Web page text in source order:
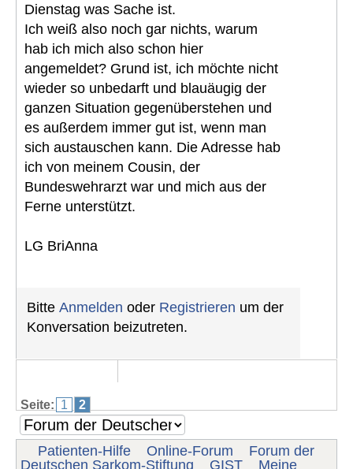
Dienstag was Sache ist.
Ich weiß also noch gar nichts, warum
hab ich mich also schon hier
angemeldet? Grund ist, ich möchte nicht
wieder so unbedarft und blauäugig der
ganzen Situation gegenüberstehen und
es außerdem immer gut ist, wenn man
sich austauschen kann. Die Adresse hab
ich von meinem Cousin, der
Bundeswehrarzt war und mich aus der
Ferne unterstützt.
LG BriAnna
Bitte Anmelden oder Registrieren um der
Konversation beizutreten.
Seite: 1 2
Patienten-Hilfe Online-Forum
Forum der
Deutschen Sarkom-Stiftung
GIST Meine